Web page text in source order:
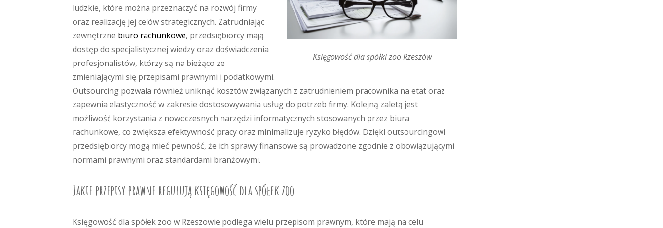
Księgowość dla spółki zoo Rzeszów
ludzkie, które można przeznaczyć na rozwój firmy
oraz realizację jej celów strategicznych. Zatrudniając
zewnętrzne biuro rachunkowe, przedsiębiorcy mają
dostęp do specjalistycznej wiedzy oraz doświadczenia
profesjonalistów, którzy są na bieżąco ze
zmieniającymi się przepisami prawnymi i podatkowymi.
Outsourcing pozwala również uniknąć kosztów związanych z zatrudnieniem pracownika na etat oraz
zapewnia elastyczność w zakresie dostosowywania usług do potrzeb firmy. Kolejną zaletą jest
możliwość korzystania z nowoczesnych narzędzi informatycznych stosowanych przez biura
rachunkowe, co zwiększa efektywność pracy oraz minimalizuje ryzyko błędów. Dzięki outsourcingowi
przedsiębiorcy mogą mieć pewność, że ich sprawy finansowe są prowadzone zgodnie z obowiązującymi
normami prawnymi oraz standardami branżowymi.
Jakie przepisy prawne regulują księgowość dla spółek zoo
Księgowość dla spółek zoo w Rzeszowie podlega wielu przepisom prawnym, które mają na celu